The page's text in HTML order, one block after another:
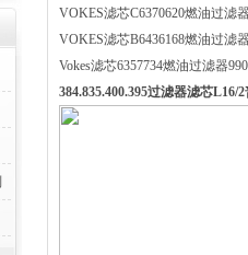
VOKES滤芯C6370620燃油过滤
VOKES滤芯B6436168燃油过滤
Vokes滤芯6357734燃油过滤器
384.835.400.395过滤器滤芯L16/